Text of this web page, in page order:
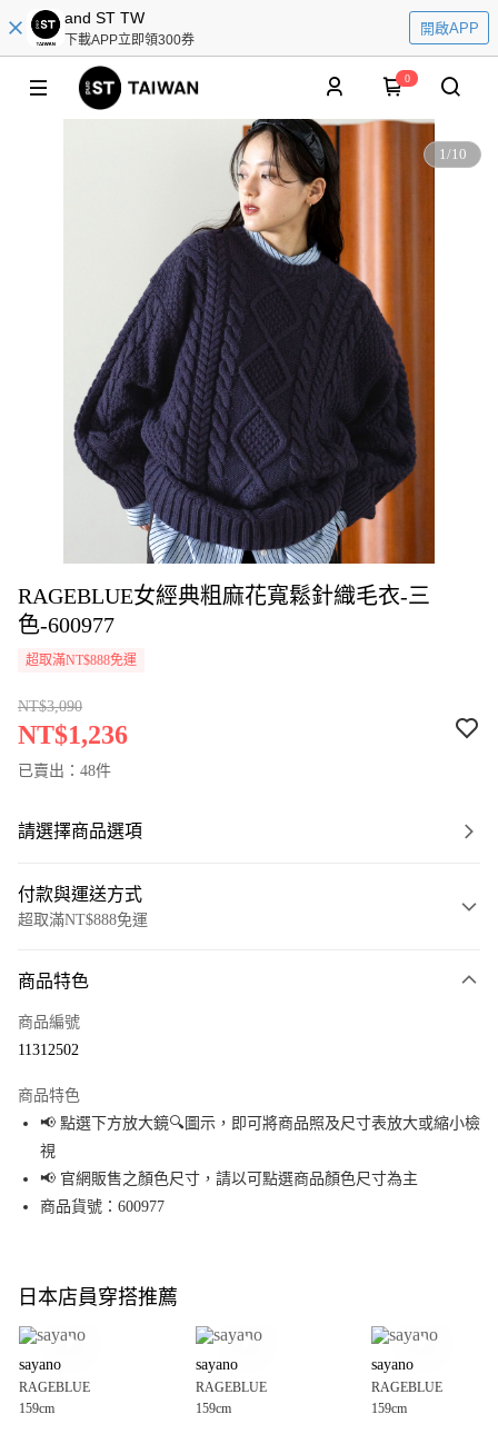
and ST TW
下載APP立即領300券
開啟APP
0
1/10
RAGEBLUE女經典粗麻花寬鬆針織毛衣-三
色-600977
超取滿NT$888免運
NT$3,090
NT$1,236
已賣出：48件
請選擇商品選項
付款與運送方式
超取滿NT$888免運
信用卡一次付款
Apple Pay
街口支付
悠遊付
全盈+PAY
大哥付你分期
【大哥付你分期使用說明】
1.本服務由台灣大哥大提供，台灣大哥大用戶可立即使用無須另外申請。
2.付款方式選擇「大哥付你分期」，訂單成立後會自動跳轉到大哥付的交易
AFTEE先享後付
商品特色
商品編號
11312502
商品特色
📢 點選下方放大鏡🔍圖示，即可將商品照及尺寸表放大或縮小檢
視
📢 官網販售之顏色尺寸，請以可點選商品顏色尺寸為主
商品貨號：600977
日本店員穿搭推薦
sayano
RAGEBLUE
159cm
sayano
RAGEBLUE
159cm
sayano
RAGEBLUE
159cm